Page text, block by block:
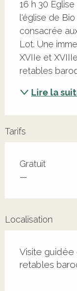
16 h 30
l'église de
consacrée
Lot. Une
XVIIe et
retables
Lire la
Tarifs
Tarifs 2026
Gratuit
—
Localisation
Visite guidée
retables